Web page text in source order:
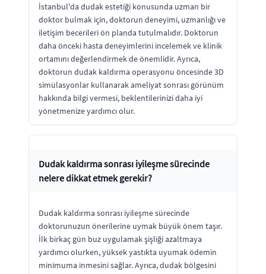
İstanbul'da dudak estetiği konusunda uzman bir
doktor bulmak için, doktorun deneyimi, uzmanlığı ve
iletişim becerileri ön planda tutulmalıdır. Doktorun
daha önceki hasta deneyimlerini incelemek ve klinik
ortamını değerlendirmek de önemlidir. Ayrıca,
doktorun dudak kaldırma operasyonu öncesinde 3D
simülasyonlar kullanarak ameliyat sonrası görünüm
hakkında bilgi vermesi, beklentilerinizi daha iyi
yönetmenize yardımcı olur.
Dudak kaldırma sonrası iyileşme sürecinde
nelere dikkat etmek gerekir?
Dudak kaldırma sonrası iyileşme sürecinde
doktorunuzun önerilerine uymak büyük önem taşır.
İlk birkaç gün buz uygulamak şişliği azaltmaya
yardımcı olurken, yüksek yastıkta uyumak ödemin
minimuma inmesini sağlar. Ayrıca, dudak bölgesini